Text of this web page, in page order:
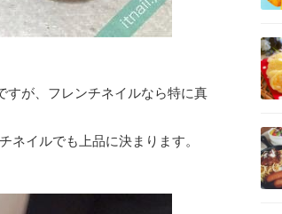
すが、フレンチネイルなら特に真
ネイルでも上品に決まります。